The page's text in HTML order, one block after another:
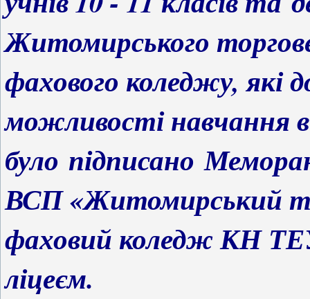
Житомирського
фахового коледжу, які
можливості навчання
було підписано
ВСП «Житомирський
фаховий коледж КН
ліцеєм.